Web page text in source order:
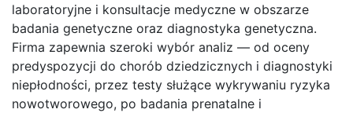
laboratoryjne i konsultacje medyczne w obszarze
badania genetyczne oraz diagnostyka genetyczna​.
Firma zapewnia szeroki wybór analiz — od oceny
predyspozycji do chorób dziedzicznych i diagnostyki
niepłodności, przez testy służące wykrywaniu ryzyka
nowotworowego, po badania prenatalne i